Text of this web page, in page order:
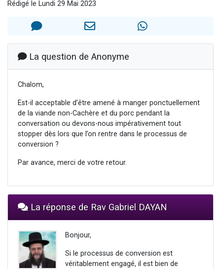
Il reste 49 places pour étudier en groupe sur Zoom
Eva vient de donner son Maasser
3 personnes viennent de faire un don pour Événements Torah-Box
Rédigé le Lundi 29 Mai 2023
La question de Anonyme
Chalom,
Est-il acceptable d’être amené à manger ponctuellement
de la viande non-Cachère et du porc pendant la
conversation ou devons-nous impérativement tout
stopper dès lors que l’on rentre dans le processus de
conversion ?
Par avance, merci de votre retour.
La réponse de Rav Gabriel DAYAN
Bonjour,
Si le processus de conversion est
véritablement engagé, il est bien de